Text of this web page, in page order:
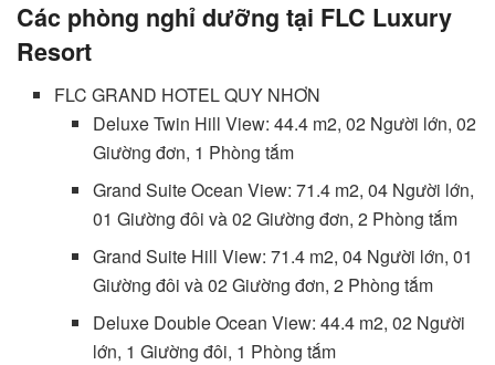
Các phòng nghỉ dưỡng tại FLC Luxury
Resort
FLC GRAND HOTEL QUY NHƠN
Deluxe Twin Hill View: 44.4 m2, 02 Người lớn, 02
Giường đơn, 1 Phòng tắm
Grand Suite Ocean View: 71.4 m2, 04 Người lớn,
01 Giường đôi và 02 Giường đơn, 2 Phòng tắm
Grand Suite Hill View: 71.4 m2, 04 Người lớn, 01
Giường đôi và 02 Giường đơn, 2 Phòng tắm
Deluxe Double Ocean View: 44.4 m2, 02 Người
lớn, 1 Giường đôi, 1 Phòng tắm